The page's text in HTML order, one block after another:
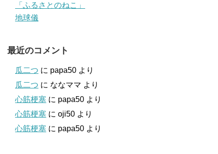
「ふるさとのねこ」
地球儀
最近のコメント
瓜二つ に papa50 より
瓜二つ に ななママ より
心筋梗塞 に papa50 より
心筋梗塞 に oji50 より
心筋梗塞 に papa50 より